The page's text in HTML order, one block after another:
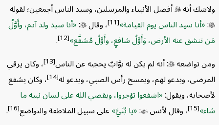
أنهأفضل الأنبياء والمرسلين، وسيد الناس أجمعين؛ لقوله
أنا سيد الناس يوم القيامة [11] ، وقال
: أنا سيد ولد آدم، وأَوَّلُ
عنه الأرض، وَأَوَّلُ شافعٍ، وأَوَّلُ مُشفَّع [12]
.
: أنه لم يكن له بوَّابٌ يحجبه عن الناس[13]
، وكان يرقي
ويدعو لهم، ويمسح رأس الصبي، ويدعو له
، وكان يشفع
ويقول: اشفعوا تؤجروا، ويقضي الله على لسان نبيه ما
[15] ، وقال لأنس
: يا بُنَيَّ على سبيل الملاطفة والتواضع[16]
.